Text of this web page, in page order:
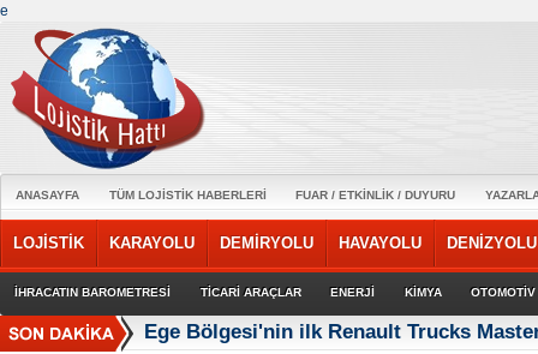
e
ANASAYFA TÜM LOJİSTİK HABERLERİ FUAR / ETKİNLİK / DUYURU
LOJİSTİK KARAYOLU DEMİRYOLU HAVAYOLU DENİZYOLU
İHRACATIN BAROMETRESİ TİCARİ ARAÇLAR ENERJİ KİMYA OTOMOTİV
Ege Bölgesi'nin ilk Renault Trucks